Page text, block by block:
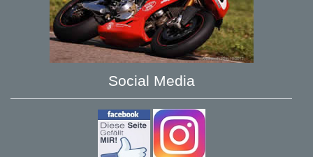
Social Media